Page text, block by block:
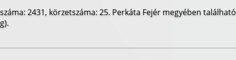
2431, körzetszáma: 25. Perkáta Fejér megyében található